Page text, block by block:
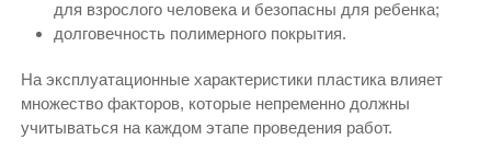
для взрослого человека и безопасны для ребенка;
долговечность полимерного покрытия.
На эксплуатационные характеристики пластика влияет
множество факторов, которые непременно должны
учитываться на каждом этапе проведения работ.